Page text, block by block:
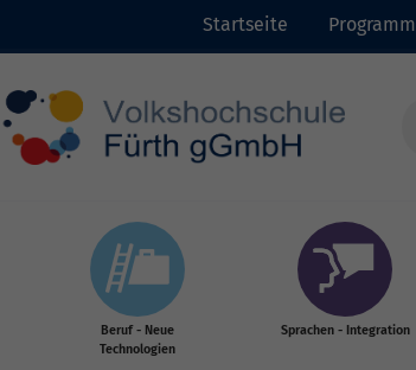
Startseite Programm
Beruf - Neue
Technologien
Sprachen - Integration